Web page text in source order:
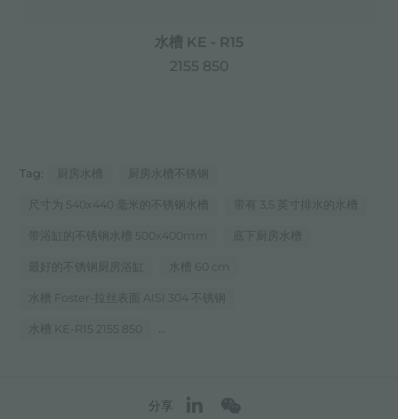
水槽 KE - R15
2155 850
Tag: 厨房水槽 厨房水槽不锈钢
尺寸为 540x440 毫米的不锈钢水槽 带有 3,5 英寸排水的水槽
带浴缸的不锈钢水槽 500x400mm 底下厨房水槽
最好的不锈钢厨房浴缸 水槽 60 cm
水槽 Foster-拉丝表面 AISI 304 不锈钢
水槽 KE-R15 2155 850
分享